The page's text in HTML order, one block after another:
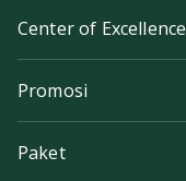
Center of Excellence
Promosi
Paket